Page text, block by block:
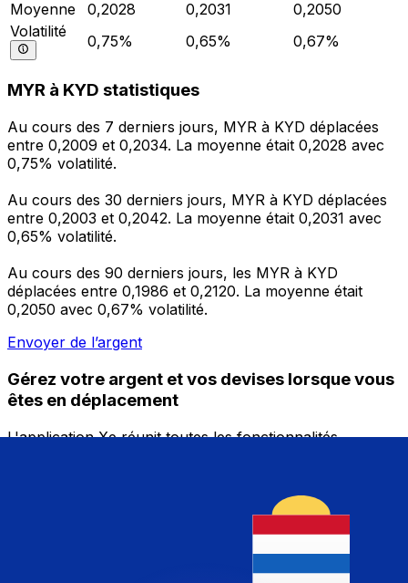
Moyenne
0,2028 0,2031
0,2050
Volatilité
0,75% 0,65% 0,67%
MYR à KYD statistiques
Au cours des 7 derniers jours, MYR à KYD déplacées
entre 0,2009 et 0,2034. La moyenne était 0,2028 avec
0,75% volatilité.
Au cours des 30 derniers jours, MYR à KYD déplacées
entre 0,2003 et 0,2042. La moyenne était 0,2031 avec
0,65% volatilité.
Au cours des 90 derniers jours, les MYR à KYD
déplacées entre 0,1986 et 0,2120. La moyenne était
0,2050 avec 0,67% volatilité.
Envoyer de l’argent
Gérez votre argent et vos devises lorsque vous
êtes en déplacement
L'application Xe réunit toutes les fonctionnalités
programmez des alertes de taux et transférez de
l'argent à l'étranger sans frais cachés. Téléchargez